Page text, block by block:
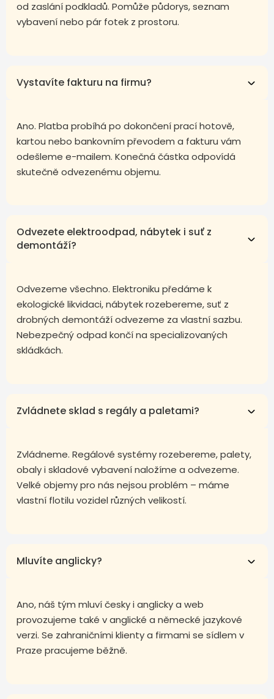
od zaslání podkladů. Pomůže půdorys, seznam
vybavení nebo pár fotek z prostoru.
Vystavíte fakturu na firmu?
Ano. Platba probíhá po dokončení prací hotově,
kartou nebo bankovním převodem a fakturu vám
odešleme e-mailem. Konečná částka odpovídá
skutečně odvezenému objemu.
Odvezete elektroodpad, nábytek i suť z
demontáží?
Odvezeme všechno. Elektroniku předáme k
ekologické likvidaci, nábytek rozebereme, suť z
drobných demontáží odvezeme za vlastní sazbu.
Nebezpečný odpad končí na specializovaných
skládkách.
Zvládnete sklad s regály a paletami?
Zvládneme. Regálové systémy rozebereme, palety,
obaly i skladové vybavení naložíme a odvezeme.
Velké objemy pro nás nejsou problém – máme
vlastní flotilu vozidel různých velikostí.
Mluvíte anglicky?
Ano, náš tým mluví česky i anglicky a web
provozujeme také v anglické a německé jazykové
verzi. Se zahraničními klienty a firmami se sídlem v
Praze pracujeme běžně.